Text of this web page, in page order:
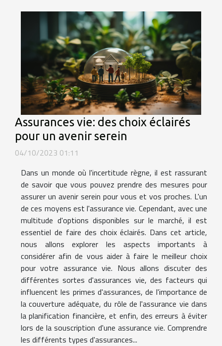
Assurances vie: des choix éclairés
pour un avenir serein
04/10/2023 01:11
Dans un monde où l'incertitude règne, il est rassurant
de savoir que vous pouvez prendre des mesures pour
assurer un avenir serein pour vous et vos proches. L'un
de ces moyens est l'assurance vie. Cependant, avec une
multitude d'options disponibles sur le marché, il est
essentiel de faire des choix éclairés. Dans cet article,
nous allons explorer les aspects importants à
considérer afin de vous aider à faire le meilleur choix
pour votre assurance vie. Nous allons discuter des
différentes sortes d'assurances vie, des facteurs qui
influencent les primes d'assurances, de l'importance de
la couverture adéquate, du rôle de l'assurance vie dans
la planification financière, et enfin, des erreurs à éviter
lors de la souscription d'une assurance vie. Comprendre
les différents types d'assurances...